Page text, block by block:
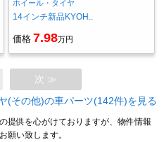
ホイール・タイヤ
14インチ新品KYOH..
価格 7.98万円
次 ≫
(その他)の車パーツ(142件)を見る
提供を心がけておりますが、物件情報
願い致します。